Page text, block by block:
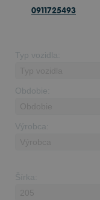
0911725493
Typ vozidla:
Obdobie:
Výrobca:
Šírka: